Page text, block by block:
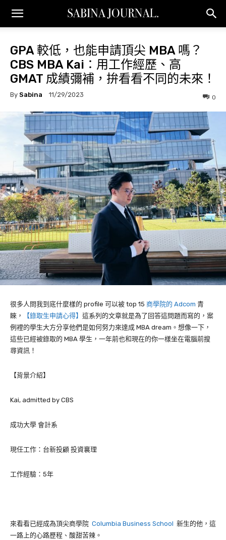
GPA 較低，也能申請頂尖 MBA 嗎？
CBS MBA Kai：用工作經歷、高
GMAT 成績彌補，拚看看不同的未來！
By Sabina 11/29/2023 0
很多人問我到底什麼樣的 profile 可以被 top 15 商學院的 Adcom 青
睞，
【錄取生申請心得】 這系列的文章就是為了回答這問題而寫的，案
例裡的學生大方分享他們是如何努力來達成 MBA dream 。想像一下，
這些已經被錄取的 MBA 學生，一年前也和現在的你一樣坐在電腦前搜
尋資訊！
【背景介紹】
Kai, admitted by CBS
成功大學 會計系
現任工作： 台新投顧 投資襄理
工作經驗： 5年
來看看已經成為頂尖商學院 Columbia Business School 新生的他，這
一路上的心路歷程、酸甜苦辣。